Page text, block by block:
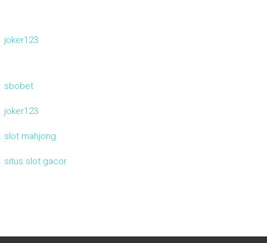
joker123
sbobet
joker123
slot mahjong
situs slot gacor